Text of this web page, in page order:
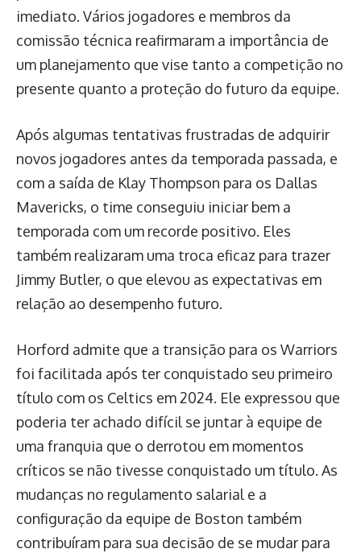
imediato. Vários jogadores e membros da
comissão técnica reafirmaram a importância de
um planejamento que vise tanto a competição no
presente quanto a proteção do futuro da equipe.
Após algumas tentativas frustradas de adquirir
novos jogadores antes da temporada passada, e
com a saída de Klay Thompson para os Dallas
Mavericks, o time conseguiu iniciar bem a
temporada com um recorde positivo. Eles
também realizaram uma troca eficaz para trazer
Jimmy Butler, o que elevou as expectativas em
relação ao desempenho futuro.
Horford admite que a transição para os Warriors
foi facilitada após ter conquistado seu primeiro
título com os Celtics em 2024. Ele expressou que
poderia ter achado difícil se juntar à equipe de
uma franquia que o derrotou em momentos
críticos se não tivesse conquistado um título. As
mudanças no regulamento salarial e a
configuração da equipe de Boston também
contribuíram para sua decisão de se mudar para